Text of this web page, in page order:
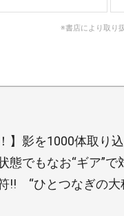
※書店により取り
】影を1000体取り
態でもなお“ギア”
!! “ひとつなぎの大